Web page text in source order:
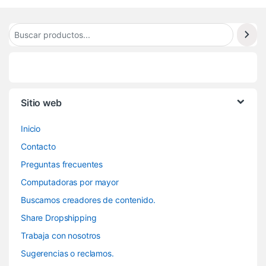
Sitio web
Inicio
Contacto
Preguntas frecuentes
Computadoras por mayor
Buscamos creadores de contenido.
Share Dropshipping
Trabaja con nosotros
Sugerencias o reclamos.